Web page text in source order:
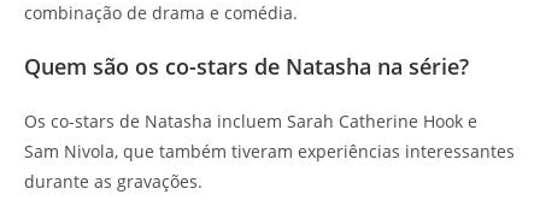
combinação de drama e comédia.
Quem são os co-stars de Natasha na série?
Os co-stars de Natasha incluem Sarah Catherine Hook e
Sam Nivola, que também tiveram experiências interessantes
durante as gravações.